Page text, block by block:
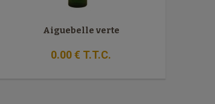
Aiguebelle verte
0.00€ T.T.C.